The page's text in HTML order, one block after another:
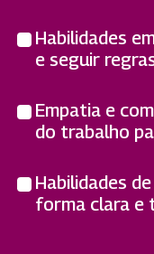
Habilidades
e seguir
Empatia e
do trabalho
Habilidades
forma clara e